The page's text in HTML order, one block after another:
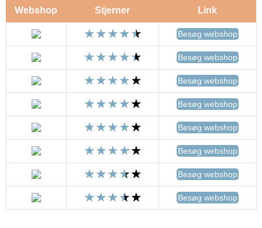
Webshop Stjerner Link
Besøg webshop
Besøg webshop
Besøg webshop
Besøg webshop
Besøg webshop
Besøg webshop
Besøg webshop
Besøg webshop